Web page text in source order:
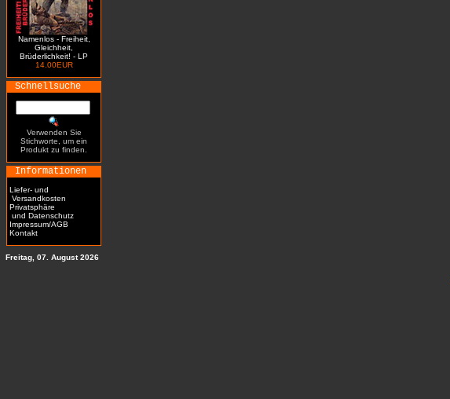
Namenlos - Freiheit,
Gleichheit,
Brüderlichkeit! - LP
14.00EUR
Schnellsuche
Verwenden Sie
Stichworte, um ein
Produkt zu finden.
Informationen
Liefer- und
Versandkosten
Privatsphäre
und Datenschutz
Impressum/AGB
Kontakt
Freitag, 07. August 2026